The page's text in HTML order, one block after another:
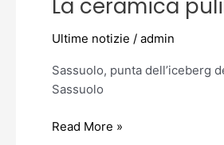
La ceramica
Ultime notizie / admin
Sassuolo, punta dell’iceberg
Sassuolo
pulita
filtri
magneti
Read More »